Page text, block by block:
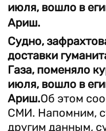
июля, вошло в
Ариш.
Судно,
доставки
Газа, поменяло
июля, вошло в
Ариш.Об этом
СМИ. Напомним,
другим данным,